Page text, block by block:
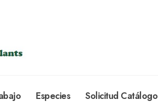
Especies Solicitud Catálogo